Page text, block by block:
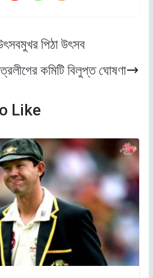
পিঠা উৎসব
কমিটি বিলুপ্ত ঘোষণা
Like